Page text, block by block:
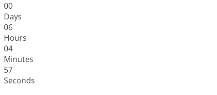
00
Days
06
Hours
04
Minutes
57
Seconds